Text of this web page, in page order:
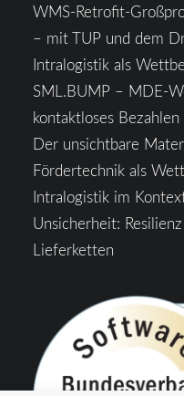
WMS-Retrofit-
– mit TUP und dem
Intralogistik als
SML.BUMP – MDE-
kontaktloses Bezahlen
Der unsichtbare
Fördertechnik als
Intralogistik im
Unsicherheit:
Lieferketten